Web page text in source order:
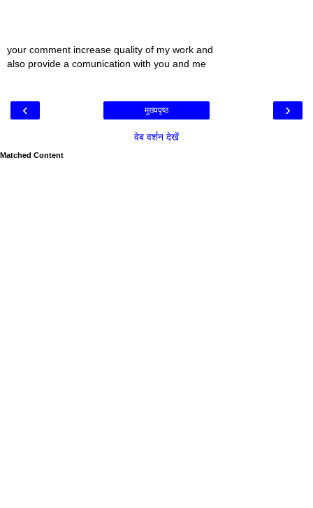
your comment increase quality of my work and
also provide a comunication with you and me
‹ ›
मुख्यपृष्ठ
वेब वर्शन देखें
Matched Content